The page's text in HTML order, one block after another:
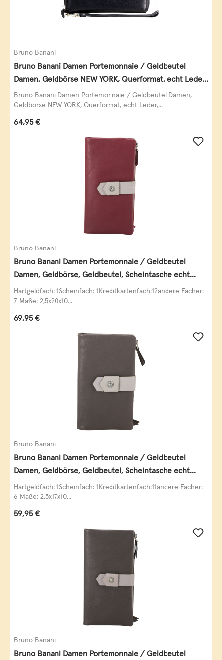
Bruno Banani
Bruno Banani Damen Portemonnaie / Geldbeutel
Damen, Geldbörse NEW YORK, Querformat, echt Leder,
schwarz
Bruno Banani Damen Portemonnaie / Geldbeutel Damen,
Geldbörse NEW YORK, Querformat, echt Leder,...
Regulärer Preis:
64,95 €
Bruno Banani
Bruno Banani Damen Portemonnaie / Geldbeutel
Damen, Geldbörse, Geldbeutel, Scheintasche echt
Leder
Hartgeldfach: 1Scheinfach: 1Kreditkartenfach:12andere Fächer:
7 Maße: 2,5x20x10...
Regulärer Preis:
69,95 €
Bruno Banani
Bruno Banani Damen Portemonnaie / Geldbeutel
Damen, Geldbörse, Geldbeutel, Scheintasche echt
Leder
Hartgeldfach: 1Scheinfach: 1Kreditkartenfach:11andere Fächer:
6 Maße: 2,5x17x10...
Regulärer Preis:
59,95 €
Bruno Banani
Bruno Banani Damen Portemonnaie / Geldbeutel